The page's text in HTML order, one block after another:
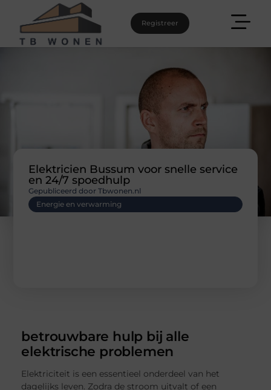
Registreer
Elektricien Bussum voor snelle service
en 24/7 spoedhulp
Energie en verwarming
Gepubliceerd door Tbwonen.nl
betrouwbare hulp bij alle
elektrische problemen
Elektriciteit is een essentieel onderdeel van het
dagelijks leven. Zodra de stroom uitvalt of een